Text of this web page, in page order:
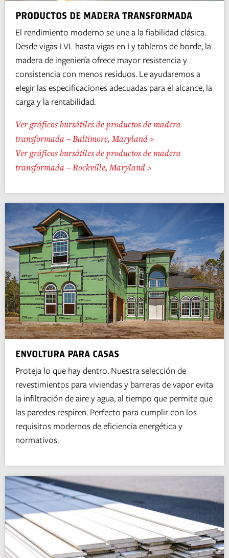
PRODUCTOS DE MADERA TRANSFORMADA
El rendimiento moderno se une a la fiabilidad clásica.
Desde vigas LVL hasta vigas en I y tableros de borde, la
madera de ingeniería ofrece mayor resistencia y
consistencia con menos residuos. Le ayudaremos a
elegir las especificaciones adecuadas para el alcance, la
carga y la rentabilidad.
Ver gráficos bursátiles de productos de madera
transformada – Baltimore, Maryland >
Ver gráficos bursátiles de productos de madera
transformada – Rockville, Maryland >
ENVOLTURA PARA CASAS
Proteja lo que hay dentro. Nuestra selección de
revestimientos para viviendas y barreras de vapor evita
la infiltración de aire y agua, al tiempo que permite que
las paredes respiren. Perfecto para cumplir con los
requisitos modernos de eficiencia energética y
normativos.